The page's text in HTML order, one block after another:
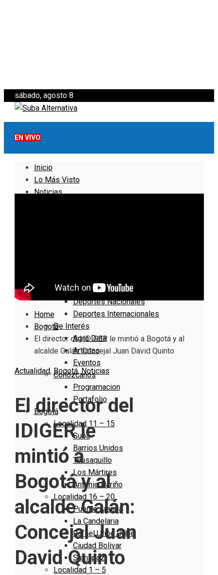
sábado, agosto 8
EN VIVO
Inicio
Lo Más Visto
Noticias
Deportes Locales
Deportes Nacionales
Deportes Internacionales
De Interés
Agro Data
Artistas
Eventos
Conózcanos
Programacion
Portafolio
Bogotá
Localidad 11 – 15
Suba
Barrios Unidos
Teusaquillo
Los Mártires
Antonio Nariño
Localidad 16 – 20
Puente Aranda
La Candelaria
Rafael Uribe Uribe
Ciudad Bolivar
Sumapaz
Localidad 1 – 5
Home
Bogotá
El director del IDIGER le mintió a Bogotá y al
alcalde Galán: Concejal Juan David Quinto
Actualidad, Bogotá, Noticias
El director del
IDIGER le
mintió a
Bogotá y al
alcalde Galán:
Concejal Juan
David Quinto